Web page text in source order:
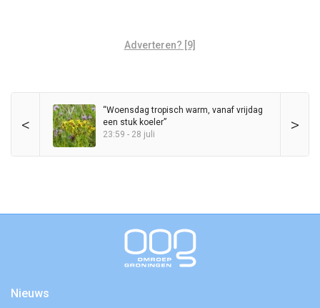
Adverteren? [9]
< >
“Woensdag tropisch warm, vanaf vrijdag
een stuk koeler”
23:59 - 28 juli
Nieuws